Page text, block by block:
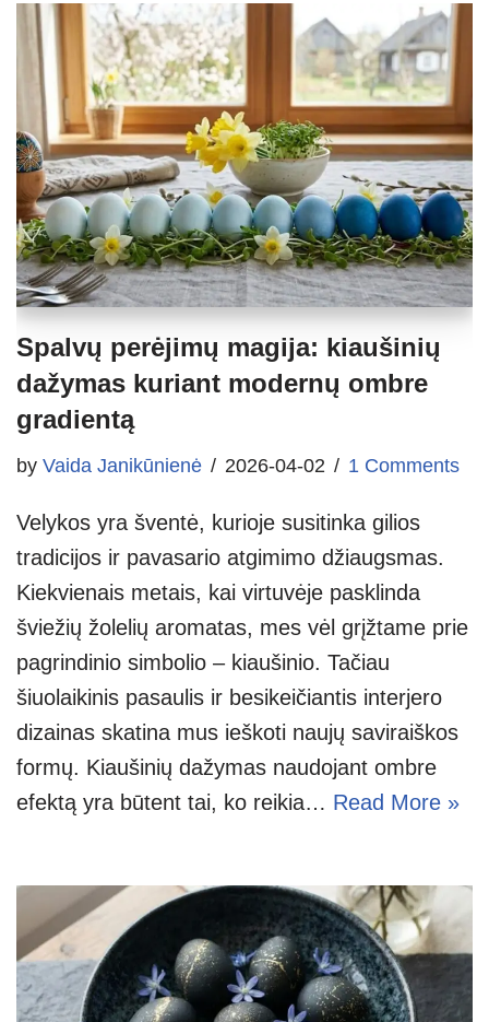
Spalvų perėjimų magija: kiaušinių
dažymas kuriant modernų ombre
gradientą
by Vaida Janikūnienė 2026-04-02 1 Comments
Velykos yra šventė, kurioje susitinka gilios
tradicijos ir pavasario atgimimo džiaugsmas.
Kiekvienais metais, kai virtuvėje pasklinda
šviežių žolelių aromatas, mes vėl grįžtame prie
pagrindinio simbolio – kiaušinio. Tačiau
šiuolaikinis pasaulis ir besikeičiantis interjero
dizainas skatina mus ieškoti naujų saviraiškos
formų. Kiaušinių dažymas naudojant ombre
efektą yra būtent tai, ko reikia… Read More »